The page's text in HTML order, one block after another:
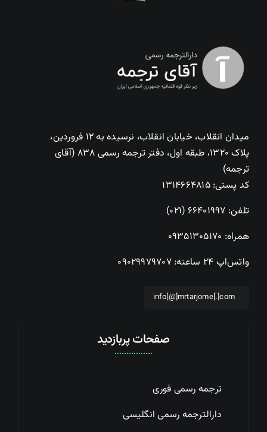
میدان انقلاب، خیابان انقلاب، نرسیده به ۱۲ فروردین،
پلاک ۱۳۲۰، طبقه اول، دفتر ترجمه رسمی ۸۳۸ (آقای
ترجمه)
کد پستی: ۱۳۱۴۶۶۴۸۱۵
تلفن: ۶۶۴۰۱۹۹۷ (۰۲۱)
همراه: ۰۹۳۵۱۳۰۵۱۷۰
واتس‌اپ ۲۴ ساعته:
۰۹۰۲۹۹۷۹۷۰۷
info[@]mrtarjome[.]com
صفحات پربازدید
ترجمه رسمی فوری
دارالترجمه رسمی انگلیسی